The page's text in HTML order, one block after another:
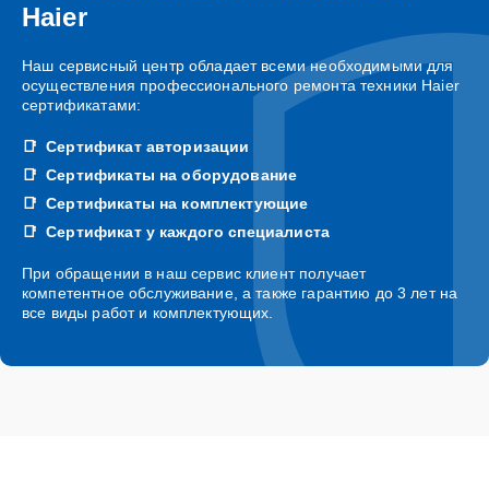
Haier
Наш сервисный центр обладает всеми необходимыми для
осуществления профессионального ремонта техники Haier
сертификатами:
Сертификат авторизации
Сертификаты на оборудование
Сертификаты на комплектующие
Сертификат у каждого специалиста
При обращении в наш сервис клиент получает
компетентное обслуживание, а также гарантию до 3 лет на
все виды работ и комплектующих.